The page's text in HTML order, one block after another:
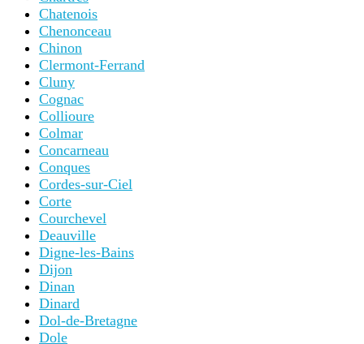
Chatenois
Chenonceau
Chinon
Clermont-Ferrand
Cluny
Cognac
Collioure
Colmar
Concarneau
Conques
Cordes-sur-Ciel
Corte
Courchevel
Deauville
Digne-les-Bains
Dijon
Dinan
Dinard
Dol-de-Bretagne
Dole